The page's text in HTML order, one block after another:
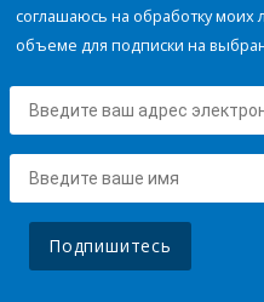
соглашаюсь на обработку
объеме для подписки на
Подпишитесь